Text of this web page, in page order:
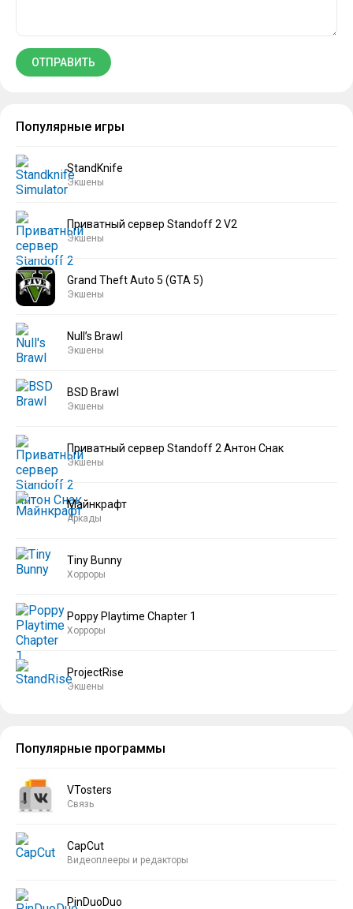
Популярные игры
StandKnife
Экшены
Приватный сервер Standoff 2 V2
Экшены
Grand Theft Auto 5 (GTA 5)
Экшены
Null’s Brawl
Экшены
BSD Brawl
Экшены
Приватный сервер Standoff 2 Антон Снак
Экшены
Майнкрафт
Аркады
Tiny Bunny
Хорроры
Poppy Playtime Chapter 1
Хорроры
ProjectRise
Экшены
Популярные программы
VTosters
Связь
CapCut
Видеоплееры и редакторы
PinDuoDuo